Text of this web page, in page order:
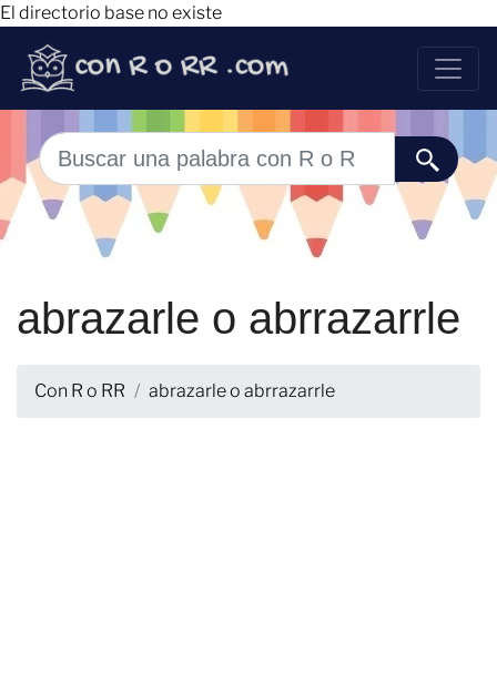
El directorio base no existe
abrazarle o abrrazarrle
Con R o RR abrazarle o abrrazarrle